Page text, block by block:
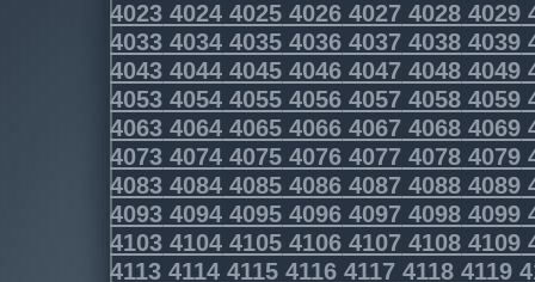
4023 4024 4025 4026 4027 4028 4029
4033 4034 4035 4036 4037 4038 4039
4043 4044 4045 4046 4047 4048 4049
4053 4054 4055 4056 4057 4058 4059
4063 4064 4065 4066 4067 4068 4069
4073 4074 4075 4076 4077 4078 4079
4083 4084 4085 4086 4087 4088 4089
4093 4094 4095 4096 4097 4098 4099
4103 4104 4105 4106 4107 4108 4109
4113 4114 4115 4116 4117 4118 4119